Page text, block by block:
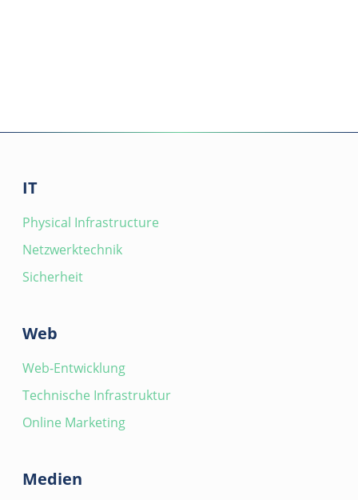
IT
Physical Infrastructure
Netzwerktechnik
Sicherheit
Web
Web-Entwicklung
Technische Infrastruktur
Online Marketing
Medien